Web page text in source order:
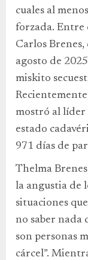
cuales al
forzada. Entre
Carlos Brenes,
agosto de
miskito
mostró al líder
estado
971 días de
Thelma
la angustia de
situaciones
no saber nada
son personas
cárcel”.